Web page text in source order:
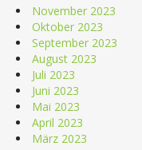
November 2023
Oktober 2023
September 2023
August 2023
Juli 2023
Juni 2023
Mai 2023
April 2023
März 2023